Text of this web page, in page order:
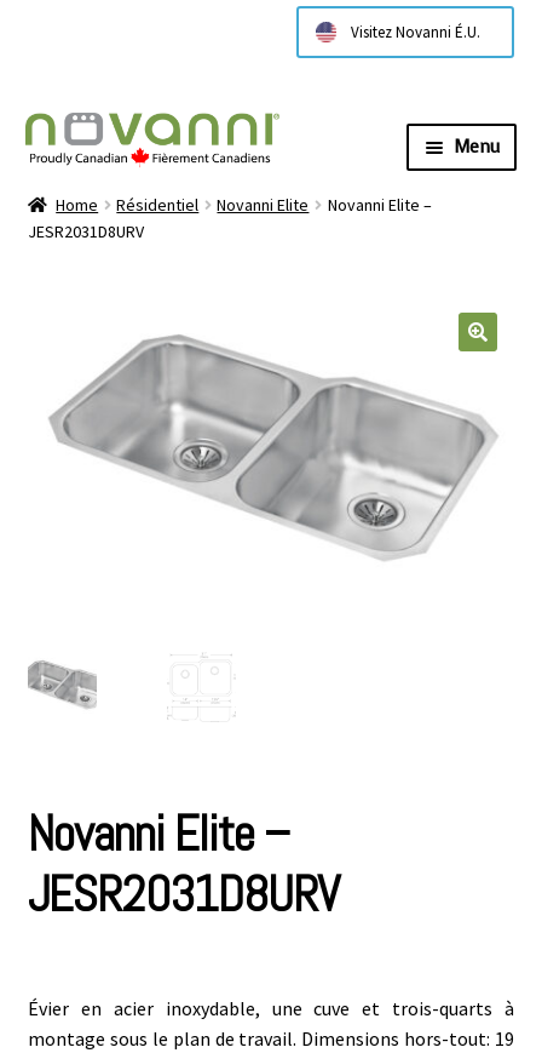
Visitez Novanni É.U.
Menu
À propos de nous
menu
Technical Information
child
Contactez nous
Where to Buy
Home Résidentiel Novanni Elite
Novanni Elite –
JESR2031D8URV
Novanni Elite –
JESR2031D8URV
Évier en acier inoxydable, une cuve et trois-quarts à
montage sous le plan de travail. Dimensions hors-tout: 19